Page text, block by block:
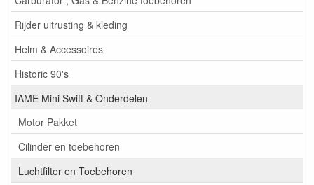
Rijder uitrusting & kleding
Helm & Accessoires
Historic 90's
IAME Mini Swift & Onderdelen
Motor Pakket
Cilinder en toebehoren
Luchtfilter en Toebehoren